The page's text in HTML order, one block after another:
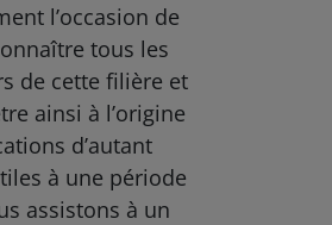
l’occasion de
tous les
de cette filière et
ainsi à l’origine
d’autant
à une période
assistons à un